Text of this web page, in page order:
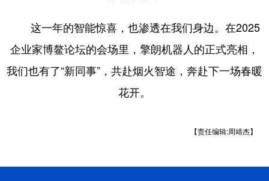
这一年的智能惊喜，也渗透在我们身边。在2025
企业家博鳌论坛的会场里，擎朗机器人的正式亮相，
我们也有了“新同事”，共赴烟火智途，奔赴下一场春暖
花开。
【责任编辑:周靖杰】